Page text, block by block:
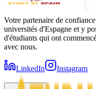
Votre partenaire de
universités d'Espagne et y
d'étudiants qui ont
avec nous.
LinkedIn Instagram